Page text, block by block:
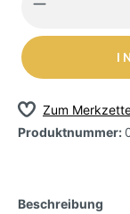
Zum
Produktnummer:
Beschreibung